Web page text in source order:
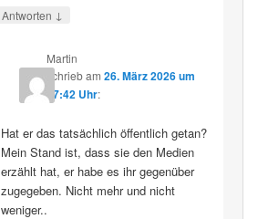
Antworten ↓
Martin
schriebam26. März 2026 um
07:42 Uhr:
Hat er das tatsächlich öffentlich getan?
Mein Stand ist, dass sie den Medien
erzählt hat, er habe es ihr gegenüber
zugegeben. Nicht mehr und nicht
weniger..